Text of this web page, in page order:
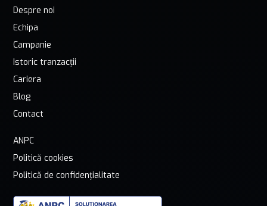
Despre noi
Echipa
Campanie
Istoric tranzacții
Cariera
Blog
Contact
ANPC
Politică cookies
Politică de confidențialitate